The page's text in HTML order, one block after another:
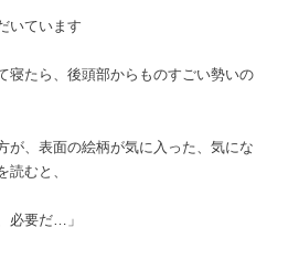
いています
寝たら、後頭部からものすごい勢いの
が、表面の絵柄が気に入った、気にな
読むと、
必要だ…」